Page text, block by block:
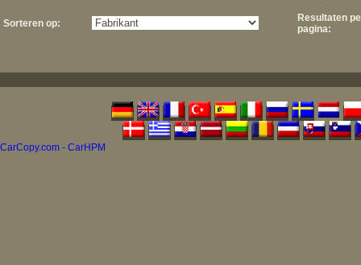
Sorteren op:
Resultaten
pagina:
CarCopy.com - CarHPM